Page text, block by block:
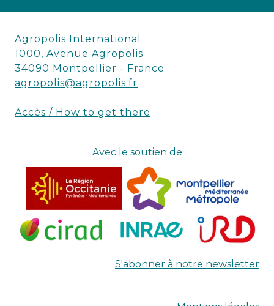
Agropolis International
1000, Avenue Agropolis
34090 Montpellier - France
agropolis@agropolis.fr
Accès / How to get there
Avec le soutien de
S'abonner à notre newsletter